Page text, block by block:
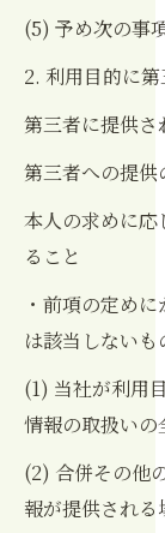
(5) 予め次の事
2. 利用目的に
第三者に提供さ
第三者への提供
本人の求めに
ること
・前項の定め
は該当しないも
(1) 当社が利用
情報の取扱い
(2) 合併その他
報が提供される